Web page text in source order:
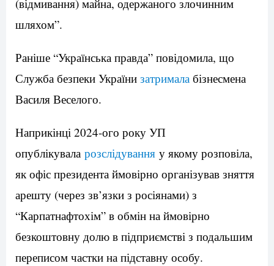
(відмивання) майна, одержаного злочинним
шляхом”.
Раніше “Українська правда” повідомила, що
Служба безпеки України затримала бізнесмена
Василя Веселого.
Наприкінці 2024-ого року УП
опублікувала розслідування у якому розповіла,
як офіс президента ймовірно організував зняття
арешту (через зв’язки з росіянами) з
“Карпатнафтохім” в обмін на ймовірно
безкоштовну долю в підприємстві з подальшим
переписом частки на підставну особу.